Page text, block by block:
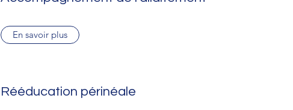
En savoir plus
Rééducation périnéale